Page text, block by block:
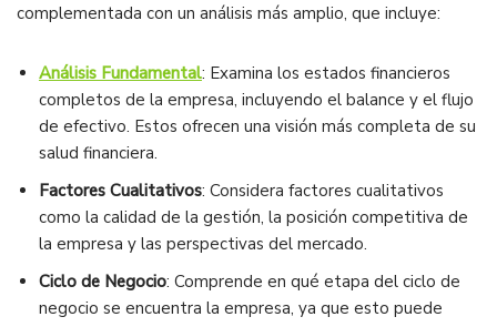
complementada con un análisis más amplio, que incluye:
Análisis Fundamental: Examina los estados financieros
completos de la empresa, incluyendo el balance y el flujo
de efectivo. Estos ofrecen una visión más completa de su
salud financiera.
Factores Cualitativos: Considera factores cualitativos
como la calidad de la gestión, la posición competitiva de
la empresa y las perspectivas del mercado.
Ciclo de Negocio: Comprende en qué etapa del ciclo de
negocio se encuentra la empresa, ya que esto puede